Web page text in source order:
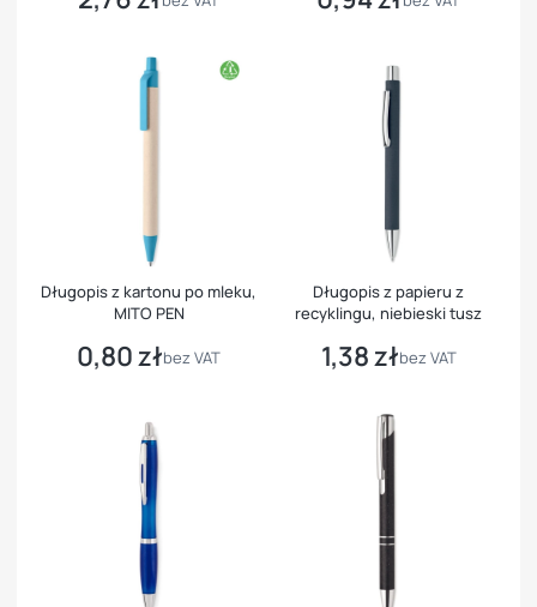
Długopis z kartonu po mleku,
MITO PEN
Cena
0,80 złbez VAT
Długopis z papieru z
recyklingu, niebieski tusz
Cena
1,38 złbez VAT